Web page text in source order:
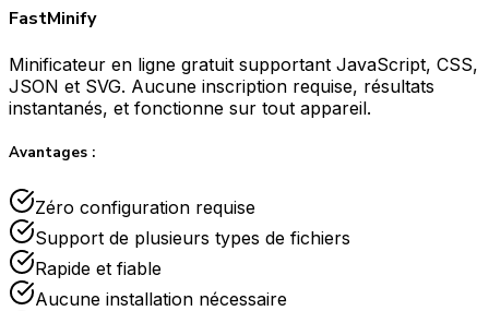
FastMinify
Minificateur en ligne gratuit supportant JavaScript, CSS,
JSON et SVG. Aucune inscription requise, résultats
instantanés, et fonctionne sur tout appareil.
Avantages :
Zéro configuration requise
Support de plusieurs types de fichiers
Rapide et fiable
Aucune installation nécessaire